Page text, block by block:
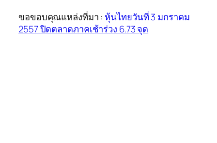
ขอขอบคุณแหล่งที่มา : หุ้นไทยวันที่ 3 มกราคม
2557 ปิดตลาดภาคเช้าร่วง 6.73 จุด